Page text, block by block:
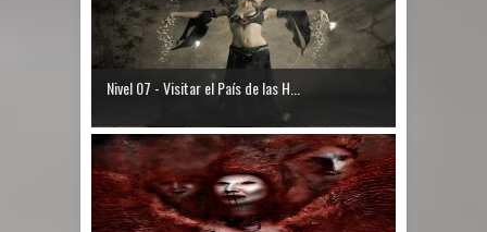
Nivel 07 - Visitar el País de las H...